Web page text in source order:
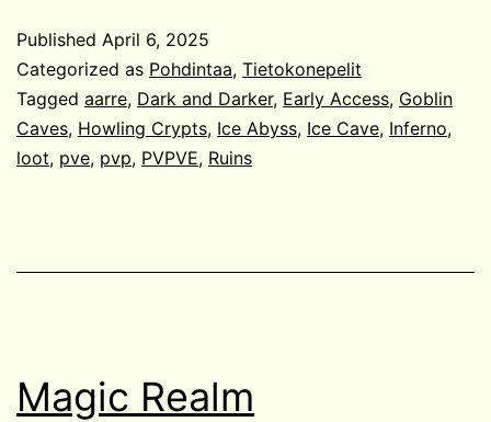
koukuttaa!
Published April 6, 2025
Categorized as Pohdintaa, Tietokonepelit
Tagged aarre, Dark and Darker, Early Access, Goblin
Caves, Howling Crypts, Ice Abyss, Ice Cave, Inferno,
loot, pve, pvp, PVPVE, Ruins
Magic Realm